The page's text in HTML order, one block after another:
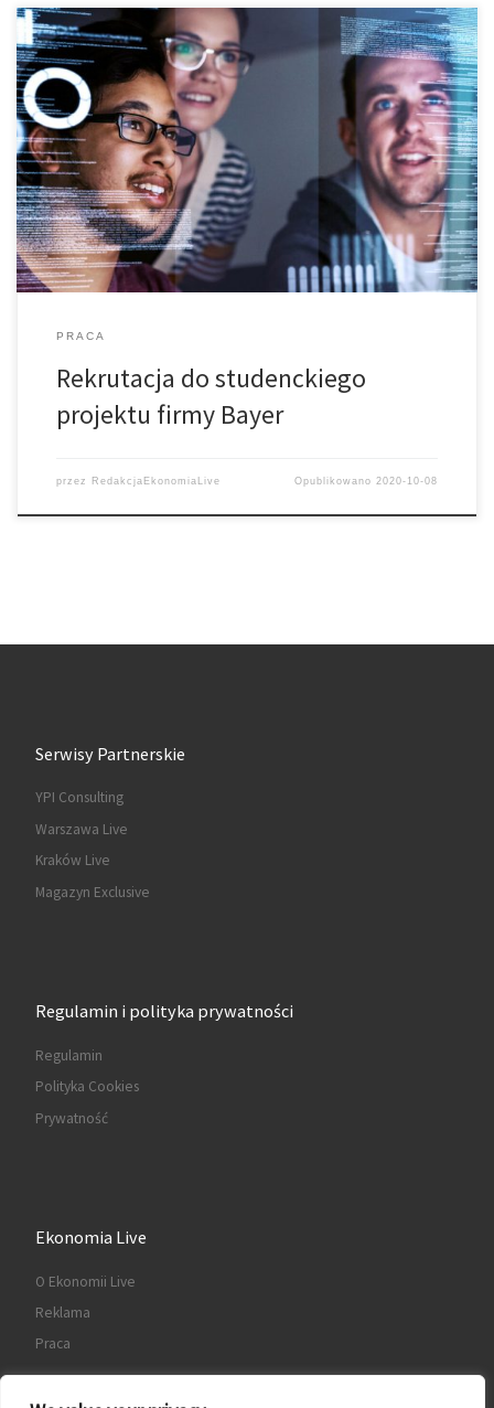
Otwarty challenge dla studentów przedmiotów ścisłych,
matematyki, technologii, inżynierii, ekonomii lub nauk
humanistycznych, którzy są chętni działać, aby dzięki
wykorzystaniu nowoczesnych technologii ulepszać świat!
PRACA
Rekrutacja do studenckiego
projektu firmy Bayer
przez RedakcjaEkonomiaLive Opublikowano 2020-10-08
Serwisy Partnerskie
YPI Consulting
Warszawa Live
Kraków Live
Magazyn Exclusive
Regulamin i polityka prywatności
Regulamin
Polityka Cookies
Prywatność
Ekonomia Live
O Ekonomii Live
Reklama
Praca